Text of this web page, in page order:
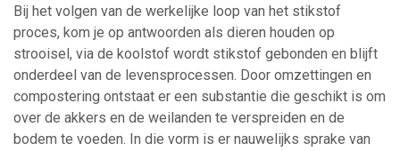
Bij het volgen van de werkelijke loop van het stikstof
proces, kom je op antwoorden als dieren houden op
strooisel, via de koolstof wordt stikstof gebonden en blijft
onderdeel van de levensprocessen. Door omzettingen en
compostering ontstaat er een substantie die geschikt is om
over de akkers en de weilanden te verspreiden en de
bodem te voeden. In die vorm is er nauwelijks sprake van